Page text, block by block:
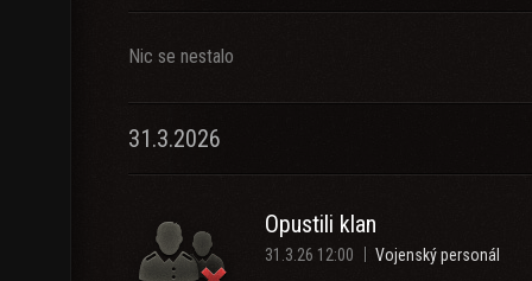
Nic se nestalo
31.3.2026
Opustili klan
31.3.26 12:00 Vojenský personál